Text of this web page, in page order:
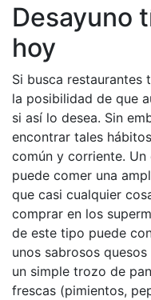
Desayuno
hoy
Si busca restaurantes
la posibilidad de que
si así lo desea. Sin
encontrar tales
común y corriente. Un
puede comer una
que casi cualquier
comprar en los
de este tipo puede
unos sabrosos
un simple trozo de
frescas (pimientos,